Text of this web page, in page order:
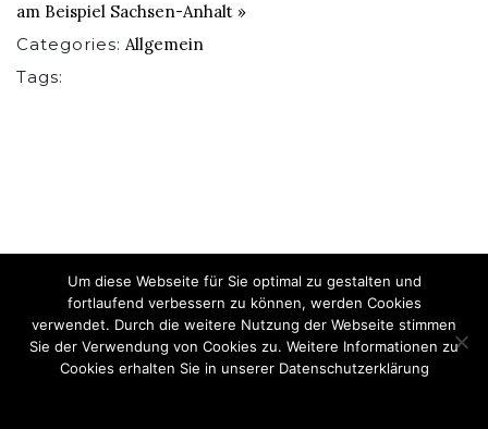
am Beispiel Sachsen-Anhalt »
Categories: Allgemein
Tags:
Kontakt Datenschutzerklärung
Impressum
Um diese Webseite für Sie optimal zu gestalten und
fortlaufend verbessern zu können, werden Cookies
verwendet. Durch die weitere Nutzung der Webseite stimmen
Sie der Verwendung von Cookies zu. Weitere Informationen zu
Cookies erhalten Sie in unserer Datenschutzerklärung